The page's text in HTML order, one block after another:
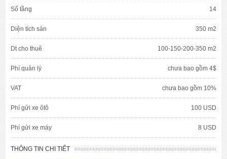
Số tầng 14
Diện tích sàn 350 m2
Dt cho thuê 100-150-200-350 m2
Phí quản lý chưa bao gồm 4$
VAT chưa bao gồm 10%
Phí gửi xe ôtô 100 USD
Phí gửi xe máy 8 USD
THÔNG TIN CHI TIẾT